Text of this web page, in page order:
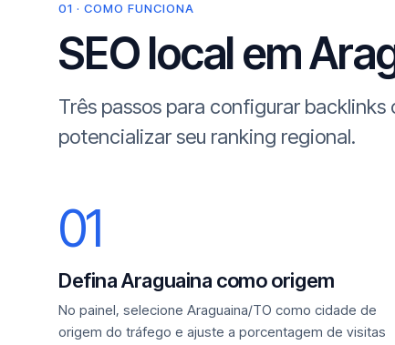
01 · COMO FUNCIONA
SEO local em
Três passos para configurar
potencializar seu ranking regional.
01
Defina Araguaina como origem
No painel, selecione Araguaina/TO como cidade de
origem do tráfego e ajuste a porcentagem de visitas